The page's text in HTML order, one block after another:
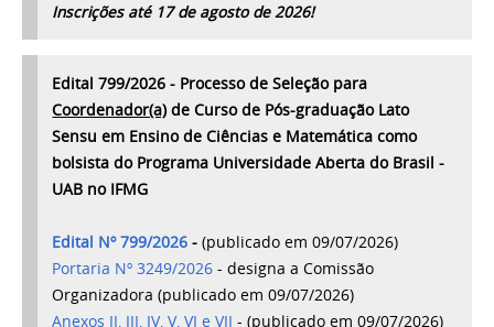
Inscrições até 17 de agosto de 2026!
Edital 799/2026 - Processo de Seleção para
Coordenador(a)de Curso de Pós-graduação Lato
Sensu em Ensino de Ciências e Matemática como
bolsista do Programa Universidade Aberta do Brasil -
UAB no IFMG
Edital Nº 799/2026 - (publicado em 09/07/2026)
Portaria Nº 3249/2026 -designa a Comissão
Organizadora (publicado em 09/07/2026)
Anexos II, III, IV, V, VI e VII - (publicado em 09/07/2026)